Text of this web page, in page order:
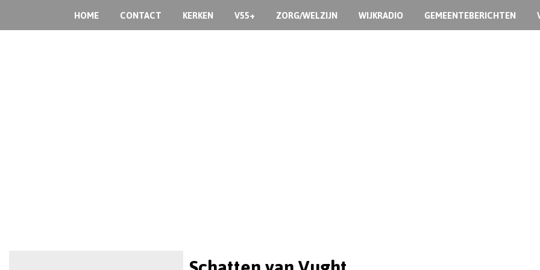
HOME CONTACT KERKEN V55+ ZORG/WELZIJN WIJKRADIO GEMEENTEBERICHTEN